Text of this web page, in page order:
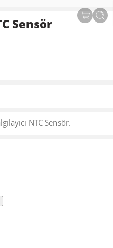
Sensör
NTC Sensör.